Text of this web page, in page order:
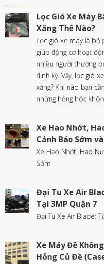
Lọc Gió Xe Máy
Xăng Thế Nào?
Lọc gió xe máy là bộ
giúp động cơ hoạt
nhiều người thường
định kỳ. Vậy, lọc gió
xăng? Khi nào bạn
những hỏng hóc
Xe Hao Nhớt,
Cảnh Báo Sớm
Xe Hao Nhớt, Hao
Sớm
Đại Tu Xe Air
Tại 3MP Quận 7
Đại Tu Xe Air Blade:
Xe Máy Đề
Hỏng Củ Đề